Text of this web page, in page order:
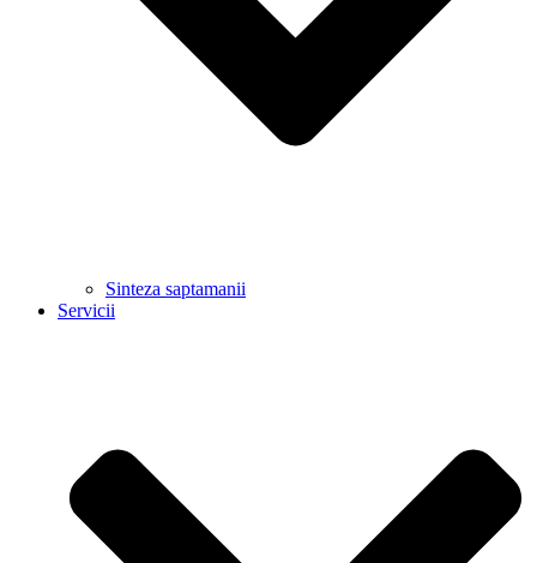
Sinteza saptamanii
Servicii